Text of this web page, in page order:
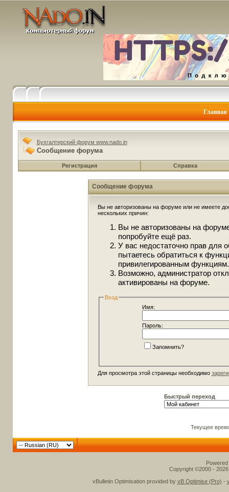
Главная
Бухгалтерский форум www.nado.in
Сообщение форума
Регистрация Справка
Сообщение форума
Вы не авторизованы на форуме или не имеете
нескольких причин:
Вы не авторизованы на
попробуйте ещё раз.
У вас недостаточно прав для
пытаетесь обратиться к
привилегированным функциям.
Возможно, администратор
активированы на форуме.
Вход
Имя:
Пароль:
Запомнить?
Для просмотра этой страницы необходимо
Быстрый переход
Текущее
Copyright ©2000 -
vBulletin Optimisation provided by vB Optimise (Pro) -